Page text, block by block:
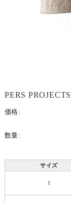
PERS
価格:
数量:
サイズ
1